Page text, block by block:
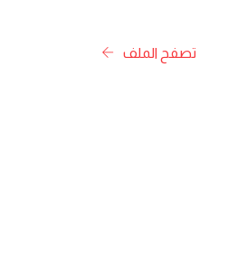
تصفح الملف